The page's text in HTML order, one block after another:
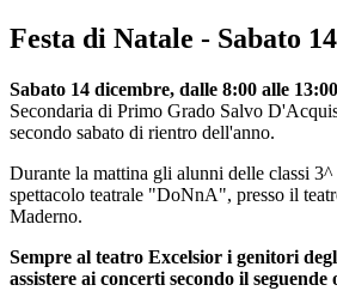
Festa di Natale - Sabato
Sabato 14 dicembre, dalle 8:00 alle 13:00
Secondaria di Primo Grado Salvo
secondo sabato di rientro dell'anno.
Durante la mattina gli alunni delle classi 3^
spettacolo teatrale "DoNnA", presso il
Maderno.
Sempre al teatro Excelsior i genitori
assistere ai concerti secondo il seguende